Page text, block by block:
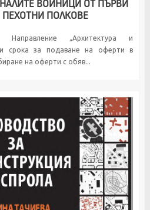
ВОЙНИЦИ ОТ ПЪРВИ
ПОЛКОВЕ
„Архитектура и
срока за подаване на оферти в
на оферти с обяв...